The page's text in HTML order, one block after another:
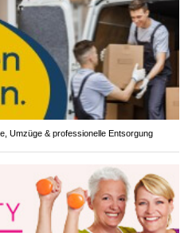
Umzüge & professionelle Entsorgung